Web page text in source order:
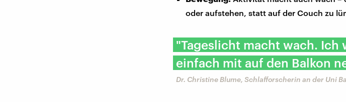
oder aufstehen, statt auf der Couch zu
"Tageslicht macht wach. Ich
einfach mit auf den Balkon
Dr. Christine Blume, Schlafforscherin an der Uni